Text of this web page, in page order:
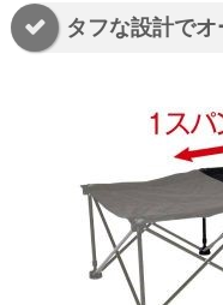
タフな設計で